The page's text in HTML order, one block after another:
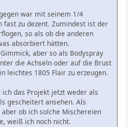
war mit seinem 1/4
fast zu dezent. Zumindest ist der
so als ob die anderen
absorbiert hätten.
aber so als Bodyspray
die Achseln oder auf die Brust
leichtes 1805 Flair zu erzeugen.
das Projekt jetzt weder als
gescheitert ansehen. Als
ob ich solche Mischereien
weiß ich noch nicht.